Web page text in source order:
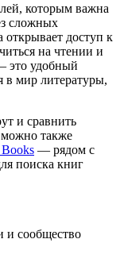
которым важна
сложных
доступ к
на чтении и
это удобный
в мир литературы,
и сравнить
также
— рядом с
поиска книг
и сообщество